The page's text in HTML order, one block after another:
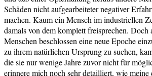
Schäden nicht aufgearbeiteter negativer
machen. Kaum ein Mensch im industriellen
damals von dem komplett freisprechen. Doch
Menschen beschlossen eine neue Epoche
zu ihrem natürlichen Ursprung zu suchen,
die sie nur wenige Jahre zuvor nicht für
erinnere mich noch sehr detailliert, wie meine